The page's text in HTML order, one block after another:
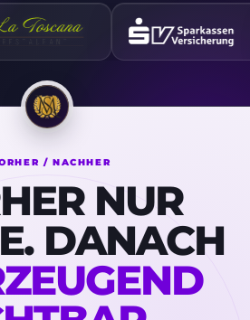
/ NACHHER
NUR
DANACH